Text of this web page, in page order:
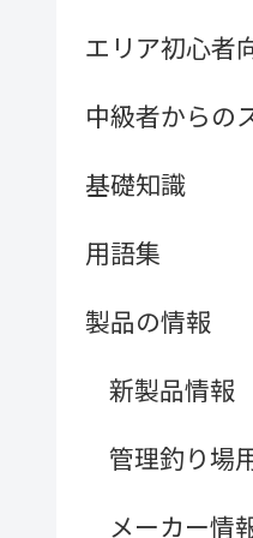
エリア初心者
中級者からの
基礎知識
用語集
製品の情報
新製品情報
管理釣り場
メーカー情